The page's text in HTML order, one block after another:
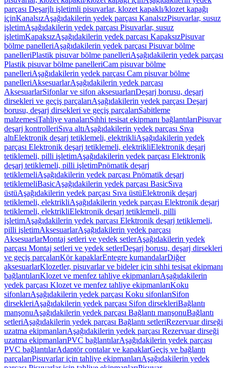
parçası Deşarjlı işletimli pisuvarlar, klozet kapaklı/klozet kapağı
içinKanalsızAşağıdakilerin yedek parçası KanalsızPisuvarlar, susuz
işletimAşağıdakilerin yedek parçası Pisuvarlar, susuz
işletimKapaksızAşağıdakilerin yedek parçası KapaksızPisuvar
bölme panelleriAşağıdakilerin yedek parçası Pisuvar bölme
panelleriPlastik pisuvar bölme panelleriAşağıdakilerin yedek parçası
Plastik pisuvar bölme panelleriCam pisuvar bölme
panelleriAşağıdakilerin yedek parçası Cam pisuvar bölme
panelleriAksesuarlarAşağıdakilerin yedek parçası
AksesuarlarSifonlar ve sifon aksesuarlarıDeşarj borusu, deşarj
dirsekleri ve geçiş parçalarıAşağıdakilerin yedek parçası Deşarj
borusu, deşarj dirsekleri ve geçiş parçalarıSabitleme
malzemesiTahliye vanalarıSıhhi tesisat ekipmanı bağlantılarıPisuvar
deşarj kontrolleriSıva altıAşağıdakilerin yedek parçası Sıva
altıElektronik deşarj tetiklemeli, elektrikliAşağıdakilerin yedek
parçası Elektronik deşarj tetiklemeli, elektrikliElektronik deşarj
tetiklemeli, pilli işletimAşağıdakilerin yedek parçası Elektronik
deşarj tetiklemeli, pilli işletimPnömatik deşarj
tetiklemeliAşağıdakilerin yedek parçası Pnömatik deşarj
tetiklemeliBasicAşağıdakilerin yedek parçası BasicSıva
üstüAşağıdakilerin yedek parçası Sıva üstüElektronik deşarj
tetiklemeli, elektrikliAşağıdakilerin yedek parçası Elektronik deşarj
tetiklemeli, elektrikliElektronik deşarj tetiklemeli, pilli
işletimAşağıdakilerin yedek parçası Elektronik deşarj tetiklemeli,
pilli işletimAksesuarlarAşağıdakilerin yedek parçası
AksesuarlarMontaj setleri ve yedek setlerAşağıdakilerin yedek
parçası Montaj setleri ve yedek setlerDeşarj borusu, deşarj dirsekleri
ve geçiş parçalarıKör kapaklarEntegre kumandalarDiğer
aksesuarlarKlozetler, pisuvarlar ve bideler için sıhhi tesisat ekipmanı
bağlantılarıKlozet ve menfez tahliye ekipmanlarıAşağıdakilerin
yedek parçası Klozet ve menfez tahliye ekipmanlarıKoku
sifonlarıAşağıdakilerin yedek parçası Koku sifonlarıSifon
dirsekleriAşağıdakilerin yedek parçası Sifon dirsekleriBağlantı
manşonuAşağıdakilerin yedek parçası Bağlantı manşonuBağlantı
setleriAşağıdakilerin yedek parçası Bağlantı setleriRezervuar dirseği
uzatma ekipmanlarıAşağıdakilerin yedek parçası Rezervuar dirseği
uzatma ekipmanlarıPVC bağlantılarAşağıdakilerin yedek parçası
PVC bağlantılarAdaptör contalar ve kapaklarGeçiş ve bağlantı
parçalarıPisuvarlar için tahliye ekipmanlarıAşağıdakilerin yedek